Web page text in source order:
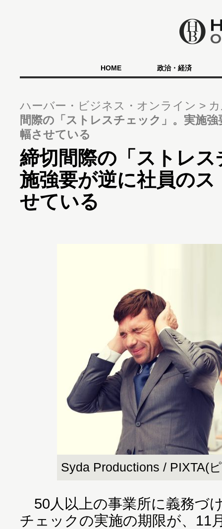
HOME 政治・経済
ハーバー・ビジネス・オンライン
間際の「ストレスチェック」。実施
幅させている
締切間際の「ストレ
施強要が逆に社員の
せている
Syda Productions / PIXTA(
50人以上の事業所に義務づ
チェックの実施の期限が、11